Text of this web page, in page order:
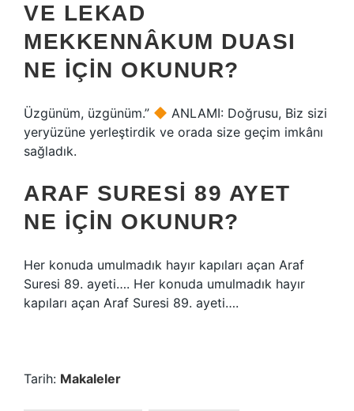
VE LEKAD
MEKKENNÂKUM DUASI
NE IÇIN OKUNUR?
Üzgünüm, üzgünüm.”
ANLAMI: Doğrusu, Biz sizi
yeryüzüne yerleştirdik ve orada size geçim imkânı
sağladık.
ARAF SURESI 89 AYET
NE IÇIN OKUNUR?
Her konuda umulmadık hayır kapıları açan Araf
Suresi 89. ayeti…. Her konuda umulmadık hayır
kapıları açan Araf Suresi 89. ayeti….
Tarih: Makaleler